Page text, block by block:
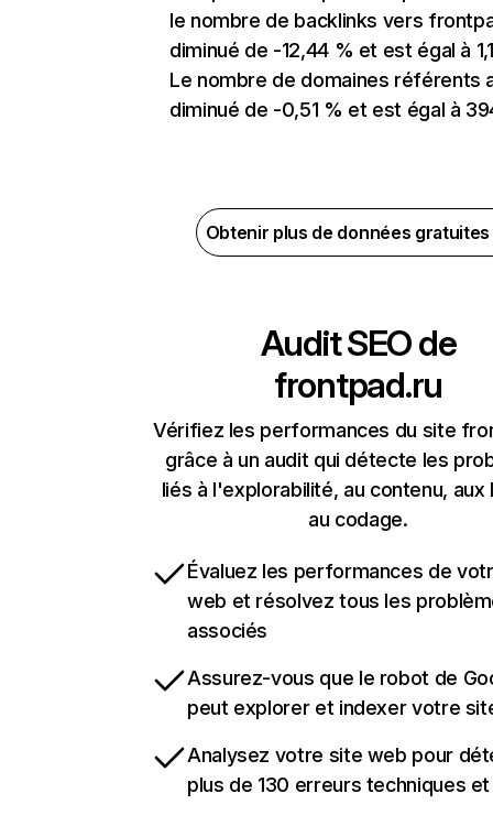
le nombre de backlinks vers
diminué de -12,44 % et est égal à
Le nombre de domaines référents
diminué de -0,51 % et est égal à
Obtenir plus de données
Audit SEO de
frontpad.ru
Vérifiez les performances du site
grâce à un audit qui détecte les
liés à l'explorabilité, au contenu, aux
au codage.
Évaluez les performances de
web et résolvez tous les
associés
Assurez-vous que le robot de
peut explorer et indexer votre
Analysez votre site web pour
plus de 130 erreurs techniques et